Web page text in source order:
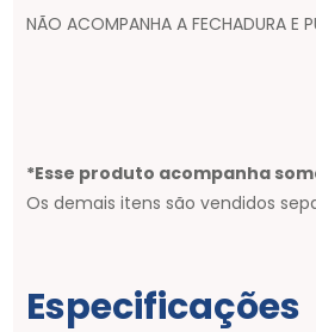
NÃO ACOMPANHA A FECHADURA E
*Esse produto acompanha
Os demais itens são vendidos
Especificações